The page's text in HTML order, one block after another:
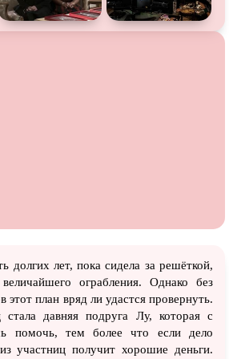
долгих лет, пока сидела за решёткой,
ограбления. Однако без
этот план вряд ли удастся провернуть.
давняя подруга Лу, которая с
помочь, тем более что если дело
участниц получит хорошие деньги.